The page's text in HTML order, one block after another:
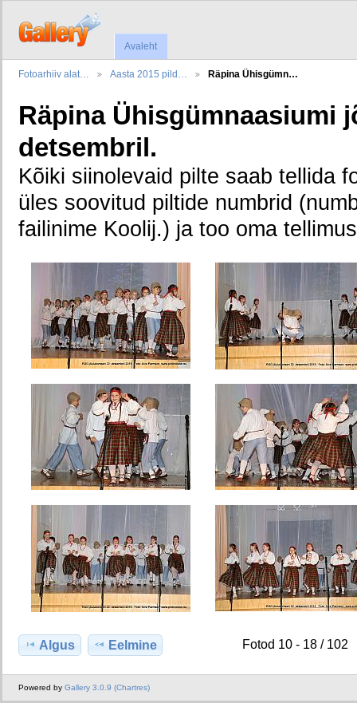
Avaleht
Fotoarhiiv alat… Aasta 2015 pild… Räpina Ühisgümn…
Räpina Ühisgümnaasiumi
detsembril.
Kõiki siinolevaid pilte saab tellida
üles soovitud piltide numbrid
failinime Koolij.) ja too oma
Algus Eelmine Fotod 10 - 18 / 102
Powered by Gallery 3.0.9 (Chartres)